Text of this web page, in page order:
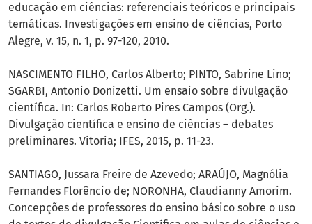
educação em ciências: referenciais teóricos e principais
temáticas. Investigações em ensino de ciências, Porto
Alegre, v. 15, n. 1, p. 97-120, 2010.
NASCIMENTO FILHO, Carlos Alberto; PINTO, Sabrine Lino;
SGARBI, Antonio Donizetti. Um ensaio sobre divulgação
científica. In: Carlos Roberto Pires Campos (Org.).
Divulgação científica e ensino de ciências – debates
preliminares. Vitoria; IFES, 2015, p. 11-23.
SANTIAGO, Jussara Freire de Azevedo; ARAÚJO, Magnólia
Fernandes Florêncio de; NORONHA, Claudianny Amorim.
Concepções de professores do ensino básico sobre o uso